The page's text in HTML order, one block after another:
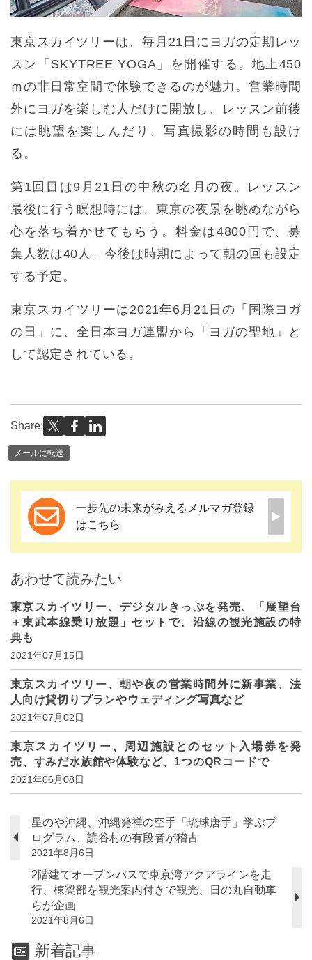
東京スカイツリーは、毎月21日にヨガの定期レッ
スン「SKYTREE YOGA」を開催する。地上450
ｍの非日常空間で体験できるのが魅力。営業時間
外にヨガを楽しむ人だけに開放し、レッスン前後
には眺望を楽しんだり、写真撮影の時間も設け
る。
第1回目は9月21日の中秋の名月の夜。レッスン
最後に行う瞑想時には、東京の夜景を眺めながら
心を落ち着かせてもらう。料金は4800円で、募
集人数は40人。今後は時期によって朝の回も設定
する予定。
東京スカイツリーは2021年6月21日の「国際ヨガ
の日」に、全日本ヨガ連盟から「ヨガの聖地」と
して認定されている。
Share:
メールに転送
一歩先の未来がみえるメルマガ登録
はこちら
あわせて読みたい
東京スカイツリー、デジタルきっぷを発売、「展望台
＋東武本線乗り放題」セットで、沿線の観光施設の特
典も
2021年07月15日
東京スカイツリー、朝や夜の営業時間外に新事業、法
人向け貸切りプランやウェディング写真など
2021年07月02日
東京スカイツリー、周辺施設とのセット入場券を発
売、すみだ水族館や体験など、1つのQRコードで
2021年06月08日
星のや沖縄、沖縄発祥の空手「琉球唐手」学ぶプ
ログラム、読谷村の有段者が稽古
2021年8月6日
2階建てオープンバスで東京湾アクアラインを走
行、棟梁部を観光案内付きで観光、日の丸自動車
らが企画
2021年8月6日
新着記事